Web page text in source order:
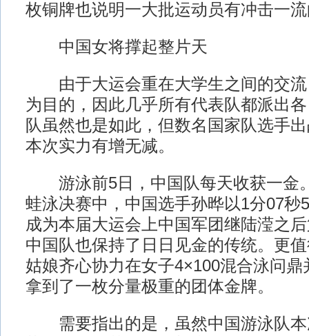
枚铜牌也说明一大批运动员有冲击一
中国女将撑起整片天
由于大运会重在大学生之间的交流
为目的，因此几乎所有代表队都派出
队虽然也是如此，但数名国家队选手
本次实力有增无减。
游泳前5日，中国队每天收获一金
蛙泳决赛中，中国选手孙晔以1分07秒
成为本届大运会上中国军团继陆滢之后
中国队也保持了日日见金的传统。更
姑娘齐心协力在女子4×100混合泳问
拿到了一枚分量极重的团体金牌。
需要指出的是，虽然中国游泳队本